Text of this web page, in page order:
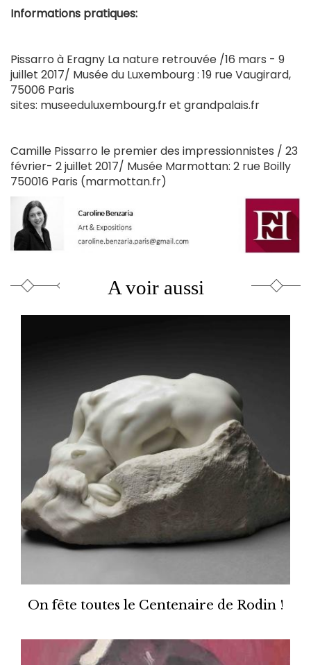
Informations pratiques:
Pissarro à Eragny La nature retrouvée /16 mars - 9
juillet 2017/ Musée du Luxembourg : 19 rue Vaugirard,
75006 Paris
sites: museeduluxembourg.fr et grandpalais.fr
Camille Pissarro le premier des impressionnistes / 23
février- 2 juillet 2017/ Musée Marmottan: 2 rue Boilly
750016 Paris (marmottan.fr)
A voir aussi
On fête toutes le Centenaire de Rodin !